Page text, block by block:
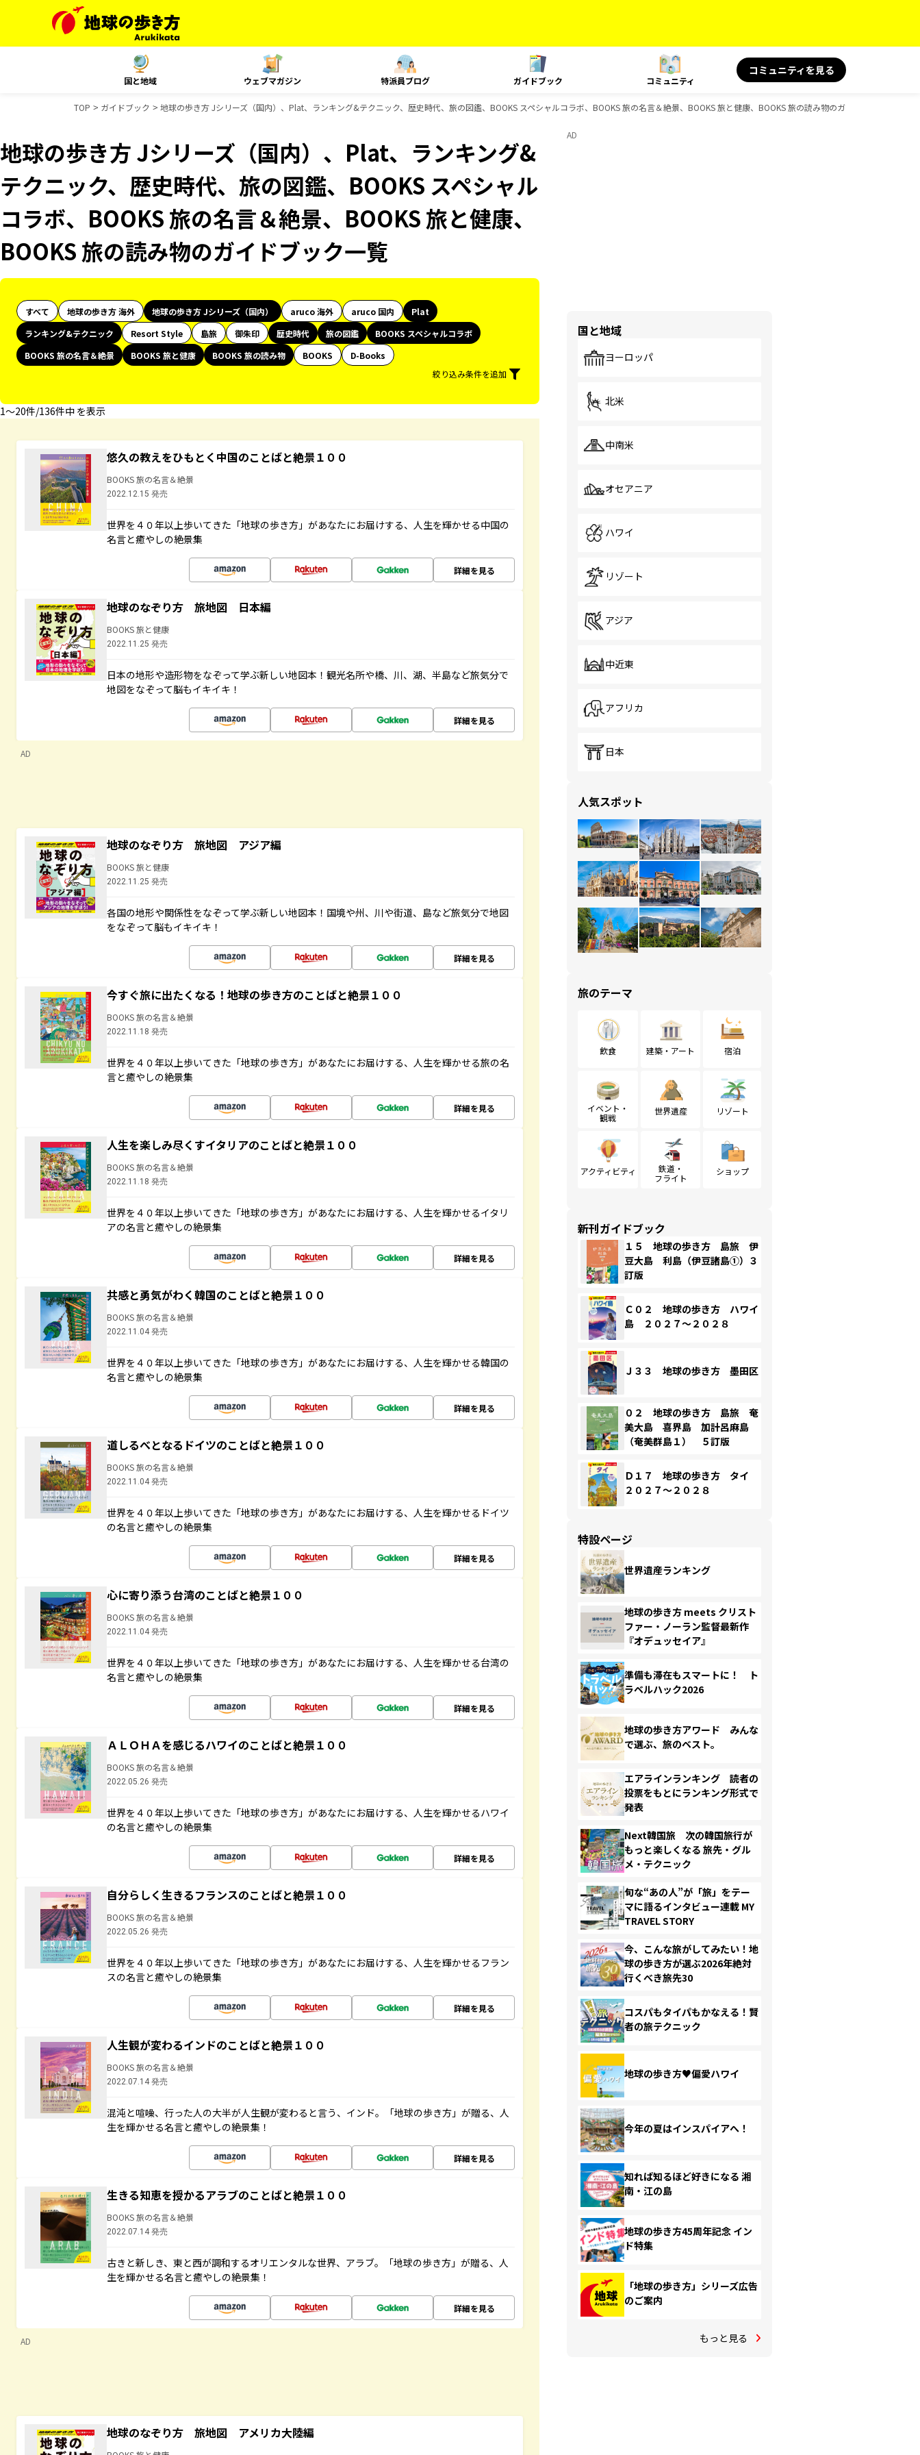
国と地域 ウェブマガジン 特派員ブログ ガイドブック コミュニティ
コミュニティを見る
TOP ガイドブック 地球の歩き方 Jシリーズ（国内）、Plat、ランキング&テクニック、歴史時代、旅の図鑑、BOOKS スペシャルコラボ、BOOKS 旅の名言＆絶景、BOOKS 旅と健康、BOOKS 旅の読み物のガイドブック一覧
地球の歩き方 Jシリーズ（国内）、Plat、ランキング&
テクニック、歴史時代、旅の図鑑、BOOKS スペシャル
コラボ、BOOKS 旅の名言＆絶景、BOOKS 旅と健康、
BOOKS 旅の読み物のガイドブック一覧
すべて 地球の歩き方 海外 地球の歩き方 Jシリーズ（国内） aruco 海外 aruco 国内
Plat
ランキング&テクニック
Resort Style 島旅 御朱印 歴史時代 旅の図鑑
BOOKS スペシャルコラボ
BOOKS 旅の名言＆絶景
BOOKS 旅と健康 BOOKS 旅の読み物 BOOKS
D-Books
絞り込み条件を追加
1〜20件/136件中 を表示
悠久の教えをひもとく中国のことばと絶景１００
BOOKS 旅の名言＆絶景
2022.12.15 発売
世界を４０年以上歩いてきた「地球の歩き方」があなたにお届けする、人生を輝かせる中国の
名言と癒やしの絶景集
詳細を見る
地球のなぞり方 旅地図 日本編
BOOKS 旅と健康
2022.11.25 発売
日本の地形や造形物をなぞって学ぶ新しい地図本！観光名所や橋、川、湖、半島など旅気分で
地図をなぞって脳もイキイキ！
詳細を見る
AD
地球のなぞり方 旅地図 アジア編
BOOKS 旅と健康
2022.11.25 発売
各国の地形や関係性をなぞって学ぶ新しい地図本！国境や州、川や街道、島など旅気分で地図
をなぞって脳もイキイキ！
詳細を見る
今すぐ旅に出たくなる！地球の歩き方のことばと絶景１００
BOOKS 旅の名言＆絶景
2022.11.18 発売
世界を４０年以上歩いてきた「地球の歩き方」があなたにお届けする、人生を輝かせる旅の名
言と癒やしの絶景集
詳細を見る
人生を楽しみ尽くすイタリアのことばと絶景１００
BOOKS 旅の名言＆絶景
2022.11.18 発売
世界を４０年以上歩いてきた「地球の歩き方」があなたにお届けする、人生を輝かせるイタリ
アの名言と癒やしの絶景集
詳細を見る
共感と勇気がわく韓国のことばと絶景１００
BOOKS 旅の名言＆絶景
2022.11.04 発売
世界を４０年以上歩いてきた「地球の歩き方」があなたにお届けする、人生を輝かせる韓国の
名言と癒やしの絶景集
詳細を見る
道しるべとなるドイツのことばと絶景１００
BOOKS 旅の名言＆絶景
2022.11.04 発売
世界を４０年以上歩いてきた「地球の歩き方」があなたにお届けする、人生を輝かせるドイツ
の名言と癒やしの絶景集
詳細を見る
心に寄り添う台湾のことばと絶景１００
BOOKS 旅の名言＆絶景
2022.11.04 発売
世界を４０年以上歩いてきた「地球の歩き方」があなたにお届けする、人生を輝かせる台湾の
名言と癒やしの絶景集
詳細を見る
ＡＬＯＨＡを感じるハワイのことばと絶景１００
BOOKS 旅の名言＆絶景
2022.05.26 発売
世界を４０年以上歩いてきた「地球の歩き方」があなたにお届けする、人生を輝かせるハワイ
の名言と癒やしの絶景集
詳細を見る
自分らしく生きるフランスのことばと絶景１００
BOOKS 旅の名言＆絶景
2022.05.26 発売
世界を４０年以上歩いてきた「地球の歩き方」があなたにお届けする、人生を輝かせるフラン
スの名言と癒やしの絶景集
詳細を見る
人生観が変わるインドのことばと絶景１００
BOOKS 旅の名言＆絶景
2022.07.14 発売
混沌と喧噪、行った人の大半が人生観が変わると言う、インド。「地球の歩き方」が贈る、人
生を輝かせる名言と癒やしの絶景集！
詳細を見る
生きる知恵を授かるアラブのことばと絶景１００
BOOKS 旅の名言＆絶景
2022.07.14 発売
古きと新しき、東と西が調和するオリエンタルな世界、アラブ。「地球の歩き方」が贈る、人
生を輝かせる名言と癒やしの絶景集！
詳細を見る
AD
地球のなぞり方 旅地図 アメリカ大陸編
AD
国と地域
ヨーロッパ
北米
中南米
オセアニア
ハワイ
リゾート
アジア
中近東
アフリカ
日本
人気スポット
旅のテーマ
飲食 建築・アート 宿泊
イベント・
観戦
世界遺産 リゾート
アクティビティ
鉄道・
フライト
ショップ
新刊ガイドブック
１５ 地球の歩き方 島旅 伊
豆大島 利島（伊豆諸島①）３
訂版
Ｃ０２ 地球の歩き方 ハワイ
島 ２０２７～２０２８
Ｊ３３ 地球の歩き方 墨田区
０２ 地球の歩き方 島旅 奄
美大島 喜界島 加計呂麻島
（奄美群島１） ５訂版
Ｄ１７ 地球の歩き方 タイ
２０２７～２０２８
特設ページ
世界遺産ランキング
地球の歩き方 meets クリスト
ファー・ノーラン監督最新作
『オデュッセイア』
準備も滞在もスマートに！ ト
ラベルハック2026
地球の歩き方アワード みんな
で選ぶ、旅のベスト。
エアラインランキング 読者の
投票をもとにランキング形式で
発表
Next韓国旅 次の韓国旅行が
もっと楽しくなる 旅先・グル
メ・テクニック
旬な“あの人”が「旅」をテー
マに語るインタビュー連載 MY
TRAVEL STORY
今、こんな旅がしてみたい！地
球の歩き方が選ぶ2026年絶対
行くべき旅先30
コスパもタイパもかなえる！賢
者の旅テクニック
地球の歩き方♥偏愛ハワイ
今年の夏はインスパイアへ！
知れば知るほど好きになる 湘
南・江の島
地球の歩き方45周年記念 イン
ド特集
「地球の歩き方」シリーズ広告
のご案内
もっと見る